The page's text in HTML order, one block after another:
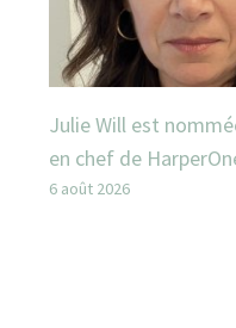
Julie Will est
en chef de
6 août 2026